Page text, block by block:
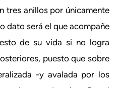
tres anillos por únicamente
dato será el que acompañe
de su vida si no logra
puesto que sobre
-y avalada por los